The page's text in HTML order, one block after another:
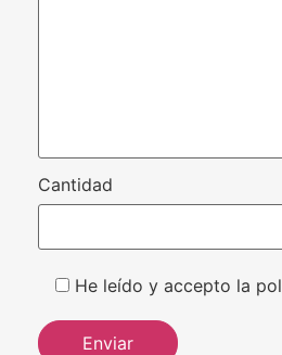
Cantidad
He leído y accepto la